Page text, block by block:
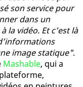
son service pour
dans un
la vidéo. Et c’est là
image statique".
Mashable, qui a